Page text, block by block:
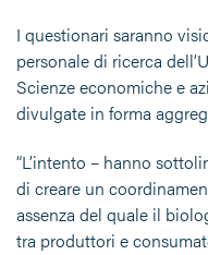
I questionari saranno
personale di ricerca
Scienze economiche e
divulgate in forma
“L’intento – hanno
di creare un
assenza del quale il
tra produttori e